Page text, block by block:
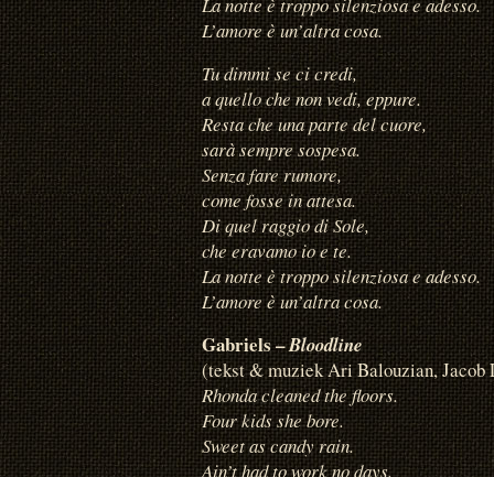
L’amore è un’altra cosa.
Tu dimmi se ci credi,
a quello che non vedi, eppure.
Resta che una parte del cuore,
sarà sempre sospesa.
Senza fare rumore,
come fosse in attesa.
Di quel raggio di Sole,
che eravamo io e te.
La notte è troppo silenziosa e adesso.
L’amore è un’altra cosa.
Gabriels –Bloodline
(tekst & muziek Ari Balouzian, Jacob
Rhonda cleaned the floors.
Four kids she bore.
Sweet as candy rain.
Ain’t had to work no days.